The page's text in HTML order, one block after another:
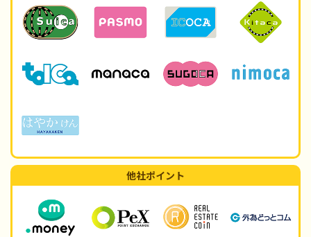
他社ポイント